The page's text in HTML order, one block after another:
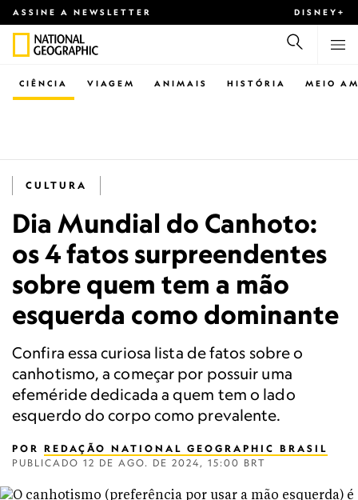
ASSINE A NEWSLETTER DISNEY+
CIÊNCIA VIAGEM ANIMAIS HISTÓRIA MEIO
CULTURA
Dia Mundial do Canhoto:
os 4 fatos surpreendentes
sobre quem tem a mão
esquerda como dominante
Confira essa curiosa lista de fatos sobre o
canhotismo, a começar por possuir uma
efeméride dedicada a quem tem o lado
esquerdo do corpo como prevalente.
POR REDAÇÃO NATIONAL GEOGRAPHIC BRASIL
PUBLICADO 12 DE AGO. DE 2024, 15:00 BRT